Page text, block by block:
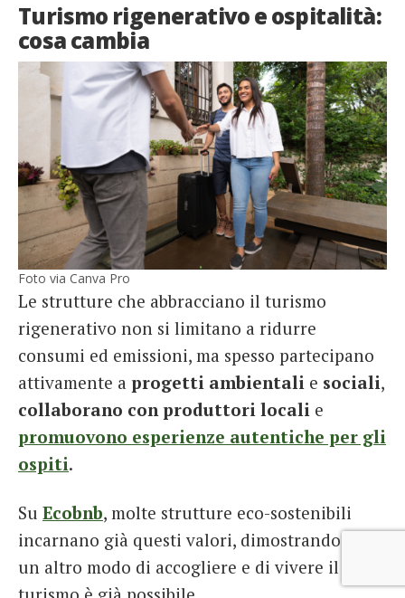
Turismo rigenerativo e ospitalità:
cosa cambia
Foto via Canva Pro
Le strutture che abbracciano il turismo
rigenerativo non si limitano a ridurre
consumi ed emissioni, ma spesso partecipano
attivamente a progetti ambientali e sociali,
collaborano con produttori locali e
promuovono esperienze autentiche per gli
ospiti.
Su Ecobnb, molte strutture eco-sostenibili
incarnano già questi valori, dimostrando che
un altro modo di accogliere e di vivere il